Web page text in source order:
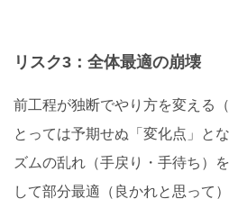
リスク3：全体最適の崩壊
前工程が独断でやり方を変える
とっては予期せぬ「変化点」と
ズムの乱れ（手戻り・手待ち）
して部分最適（良かれと思って